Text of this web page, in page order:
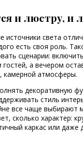
и люстру, и
источники света
есть своя роль.
сценарии:
гостей, а вечером
камерной атмосферы.
декоративную
стиль
все чаще выбирают
сколько характер:
каркас или даже